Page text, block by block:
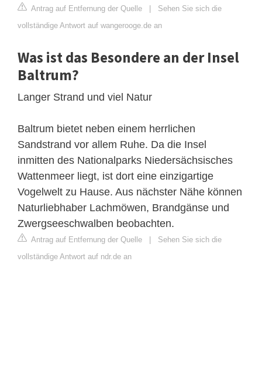
Antrag auf Entfernung der Quelle
Sehen Sie sich die
vollständige Antwort auf wangerooge.de an
Was ist das Besondere an der Insel
Baltrum?
Langer Strand und viel Natur
Baltrum bietet neben einem herrlichen
Sandstrand vor allem Ruhe. Da die Insel
inmitten des Nationalparks Niedersächsisches
Wattenmeer liegt, ist dort eine einzigartige
Vogelwelt zu Hause. Aus nächster Nähe können
Naturliebhaber Lachmöwen, Brandgänse und
Zwergseeschwalben beobachten.
Antrag auf Entfernung der Quelle
Sehen Sie sich die
vollständige Antwort auf ndr.de an